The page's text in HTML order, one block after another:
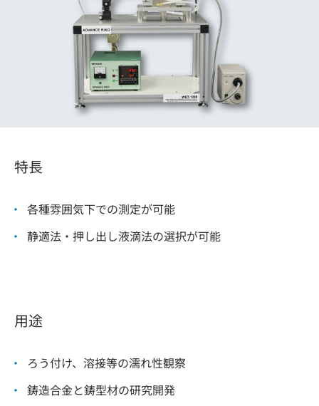
特長
各種雰囲気下での測定が可能
静適法・押し出し液滴法の選択が可能
用途
ろう付け、溶接等の濡れ性観察
鋳造合金と鋳型材の研究開発